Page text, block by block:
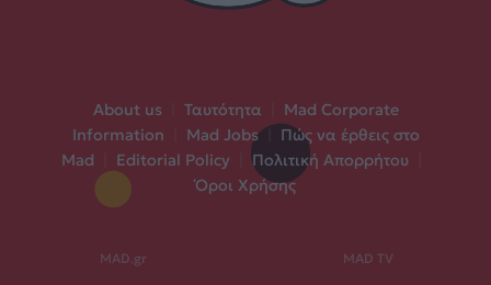
About us Ταυτότητα
Mad Corporate
Information
Mad Jobs
Πώς να έρθεις στο
Mad
Editorial Policy Πολιτική Απορρήτου
Όροι Χρήσης
MAD.gr MAD TV